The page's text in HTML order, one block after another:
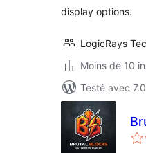
display options.
LogicRays
Moins de 10
Testé avec